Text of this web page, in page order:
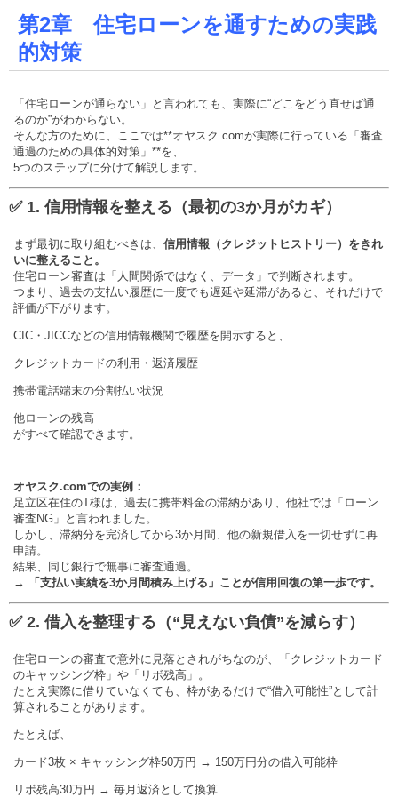
第2章 住宅ローンを通すための実践
的対策
「住宅ローンが通らない」と言われても、実際に“どこをどう直せば通
るのか”がわからない。
そんな方のために、ここでは**オヤスク.comが実際に行っている「審査
通過のための具体的対策」**を、
5つのステップに分けて解説します。
✅ 1. 信用情報を整える（最初の3か月がカギ）
まず最初に取り組むべきは、 信用情報（クレジットヒストリー）をきれ
いに整えること。
住宅ローン審査は「人間関係ではなく、データ」で判断されます。
つまり、過去の支払い履歴に一度でも遅延や延滞があると、それだけで
評価が下がります。
CIC・JICCなどの信用情報機関で履歴を開示すると、
クレジットカードの利用・返済履歴
携帯電話端末の分割払い状況
他ローンの残高
がすべて確認できます。
オヤスク.comでの実例：
足立区在住のT様は、過去に携帯料金の滞納があり、他社では「ローン
審査NG」と言われました。
しかし、滞納分を完済してから3か月間、他の新規借入を一切せずに再
申請。
結果、同じ銀行で無事に審査通過。
→
「支払い実績を3か月間積み上げる」ことが信用回復の第一歩です。
✅ 2. 借入を整理する（“見えない負債”を減らす）
住宅ローンの審査で意外に見落とされがちなのが、「クレジットカード
のキャッシング枠」や「リボ残高」。
たとえ実際に借りていなくても、枠があるだけで“借入可能性”として計
算されることがあります。
たとえば、
カード3枚 × キャッシング枠50万円 → 150万円分の借入可能枠
リボ残高30万円 → 毎月返済として換算